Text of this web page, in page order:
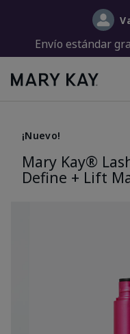
Envío estándar
¡Nuevo!
Mary Kay®
Define + Lift